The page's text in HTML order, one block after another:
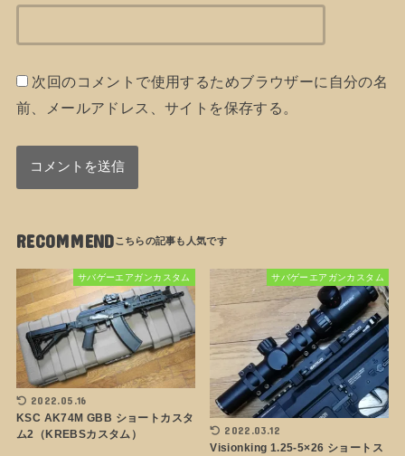
次回のコメントで使用するためブラウザーに自分の名
前、メールアドレス、サイトを保存する。
RECOMMEND
サバゲーエアガンカスタム
2022.05.16
KSC AK74M GBB ショートカスタ
ム2（KREBSカスタム）
サバゲーエアガンカスタム
2022.03.12
Visionking 1.25-5×26 ショートス